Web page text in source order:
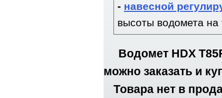
- навесной
высоты водомета на
Водомет HDX
можно заказать и
Товара нет в